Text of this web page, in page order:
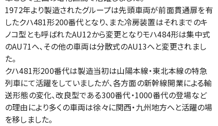
1972年より製造されたグループは先頭車両が前面貫通扉を有
したクハ481形200番代となり、また冷房装置はそれまでのキ
ノコ型とも呼ばれたAU12から変更となりモハ484形は集中式
のAU71へ、その他の車両は分散式のAU13へと変更されまし
た。
クハ481形200番代は製造当初は山陽本線・東北本線の特急
列車にて活躍をしていましたが、各方面の新幹線開業による輸
送形態の変化、改良型である300番代・1000番代の登場など
の理由により多くの車両は徐々に関西・九州地方へと活躍の場
を移しました。